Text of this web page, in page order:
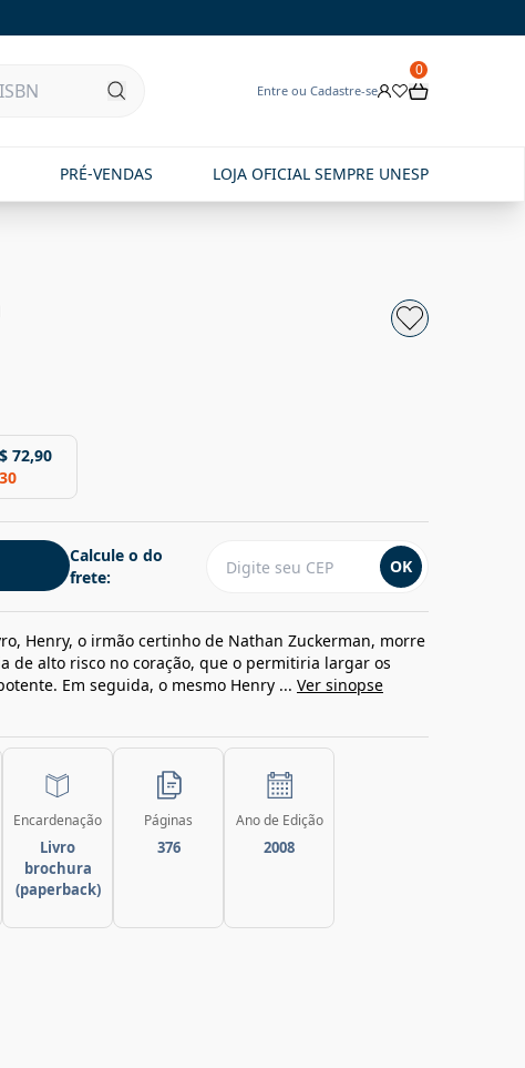
Entre ou Cadastre-se
0
PRÉ-VENDAS LOJA OFICIAL SEMPRE UNESP
72,90
Calcule o do
frete:
OK
Henry, o irmão certinho de Nathan Zuckerman, morre
de alto risco no coração, que o permitiria largar os
Em seguida, o mesmo Henry ... Ver sinopse
Encardenação
Livro
brochura
(paperback)
Páginas
376
Ano de Edição
2008